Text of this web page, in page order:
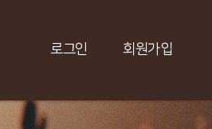
로그인 회원가입